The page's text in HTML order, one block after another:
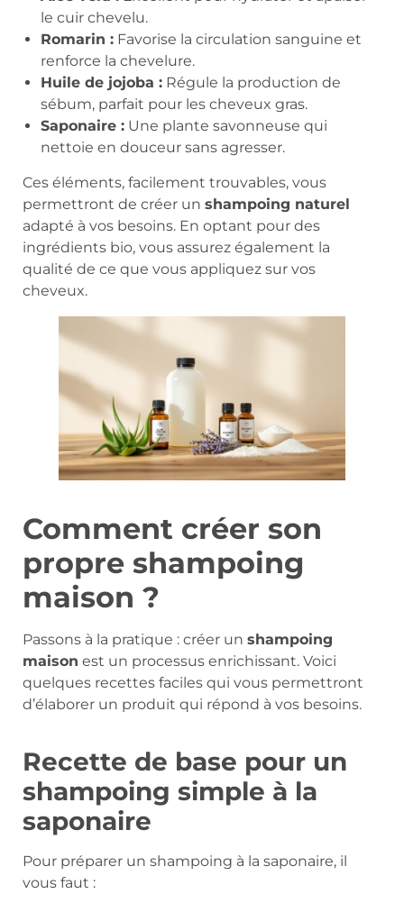
le cuir chevelu.
Romarin : Favorise la circulation sanguine et
renforce la chevelure.
Huile de jojoba : Régule la production de
sébum, parfait pour les cheveux gras.
Saponaire : Une plante savonneuse qui
nettoie en douceur sans agresser.
Ces éléments, facilement trouvables, vous
permettront de créer un shampoing naturel
adapté à vos besoins. En optant pour des
ingrédients bio, vous assurez également la
qualité de ce que vous appliquez sur vos
cheveux.
Comment créer son
propre shampoing
maison ?
Passons à la pratique : créer un shampoing
maison est un processus enrichissant. Voici
quelques recettes faciles qui vous permettront
d’élaborer un produit qui répond à vos besoins.
Recette de base pour un
shampoing simple à la
saponaire
Pour préparer un shampoing à la saponaire, il
vous faut :